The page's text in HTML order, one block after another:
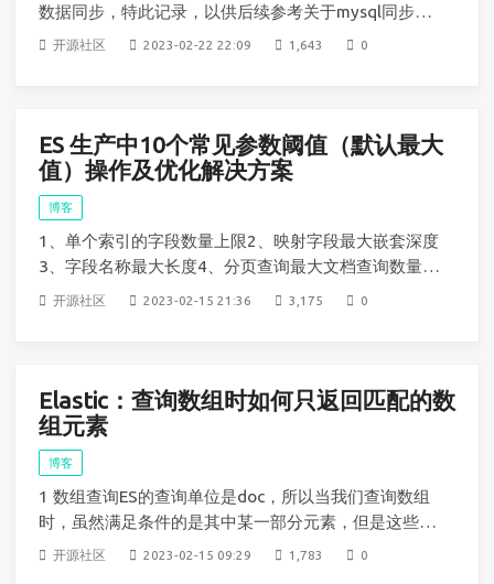
数据同步，特此记录，以供后续参考关于mysql同步到e
s的操作明细可参考我之前的博客：Elastic实战：通过c
开源社区 2023-02-22 22:09 1,643 0
ES 生产中10个常见参数阈值（默认最大
值）操作及优化解决方案
博客
1、单个索引的字段数量上限2、映射字段最大嵌套深度
3、字段名称最大长度4、分页查询最大文档查询数量
5、文档查询的最大召回数量6、组合查询（bool quer
开源社区 2023-02-15 21:36 3,175 0
Elastic：查询数组时如何只返回匹配的数
组元素
博客
1 数组查询ES的查询单位是doc，所以当我们查询数组
时，虽然满足条件的是其中某一部分元素，但是这些元
素以及这个数组都是属于这个doc的，所以会全部返
开源社区 2023-02-15 09:29 1,783 0